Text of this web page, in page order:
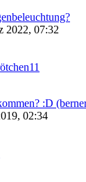
2022, 07:32
:D
02:34